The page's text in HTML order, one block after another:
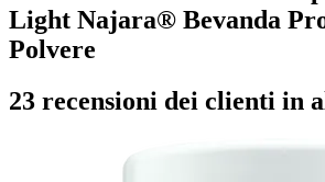
Light Najara® Bevanda
Polvere
23 recensioni dei clienti in